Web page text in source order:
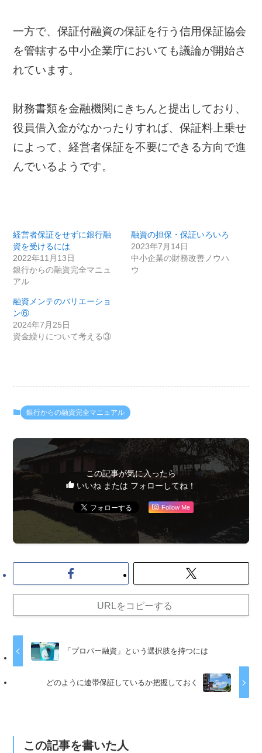
一方で、保証付融資の保証を行う信用保証協会
を管轄する中小企業庁においても議論が開始さ
れています。
財務書類を金融機関にきちんと提出しており、
役員借入金がなかったりすれば、保証料上乗せ
によって、経営者保証を不要にできる方向で進
んでいるようです。
経営者保証をせずに銀行融
資を受けるには
2022年11月13日
銀行からの融資完全マニュ
アル
融資の担保・保証いろいろ
2023年7月14日
中小企業の財務改善ノウハ
ウ
融資メンテのバリエーショ
ン⑥
2024年7月25日
資金繰りについて考える③
銀行からの融資完全マニュアル
この記事が気に入ったら
いいね または フォローしてね！
Follow Me
URLをコピーする
「プロパー融資」という選択肢を持つには
どのように連帯保証しているか把握しておく
この記事を書いた人